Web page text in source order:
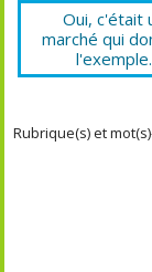
Oui, c'était
marché qui
l'exemple.
Rubrique(s) et